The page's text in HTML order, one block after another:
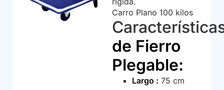
Carro Plano 100 kilos
de Fierro
Plegable:
Largo : 75 cm